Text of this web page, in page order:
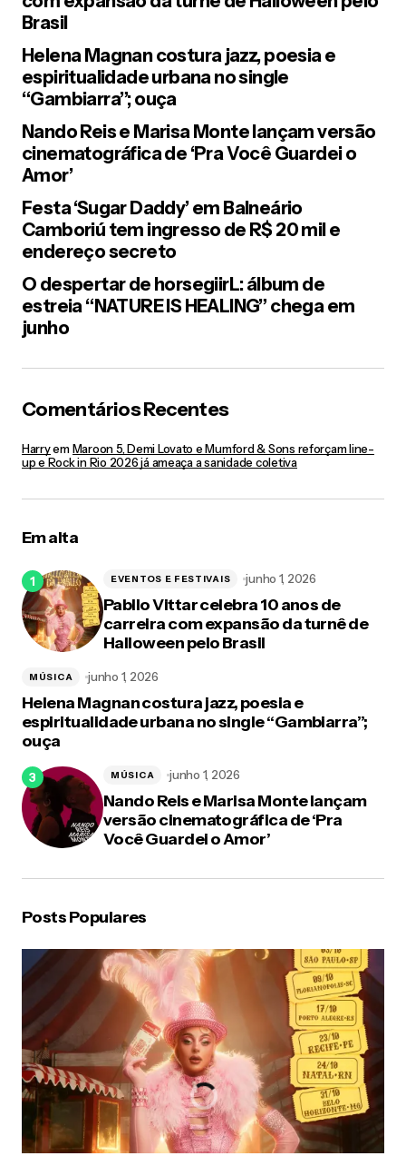
Your Message
Salvar meus dados neste navegador para a próxima vez que
eu comentar.
Post Comment
Brasil
Helena Magnan costura jazz, poesia e
espiritualidade urbana no single
“Gambiarra”; ouça
Nando Reis e Marisa Monte lançam versão
cinematográfica de ‘Pra Você Guardei o
Amor’
Festa ‘Sugar Daddy’ em Balneário
Camboriú tem ingresso de R$ 20 mil e
endereço secreto
O despertar de horsegiirL: álbum de
estreia “NATURE IS HEALING” chega em
junho
Comentários Recentes
HarryemMaroon 5, Demi Lovato e Mumford & Sons reforçam line-
up e Rock in Rio 2026 já ameaça a sanidade coletiva
Em alta
Pabllo Vittar celebra 10 anos de
carreira com expansão da turnê de
Halloween pelo Brasil
EVENTOS E FESTIVAIS junho 1, 2026
Helena Magnan costura jazz, poesia e
espiritualidade urbana no single “Gambiarra”;
ouça
MÚSICA junho 1, 2026
Nando Reis e Marisa Monte lançam
versão cinematográfica de ‘Pra
Você Guardei o Amor’
MÚSICA junho 1, 2026
Posts Populares